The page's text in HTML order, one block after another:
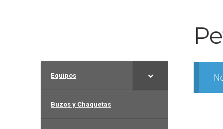
Equipos
Buzos y Chaquetas